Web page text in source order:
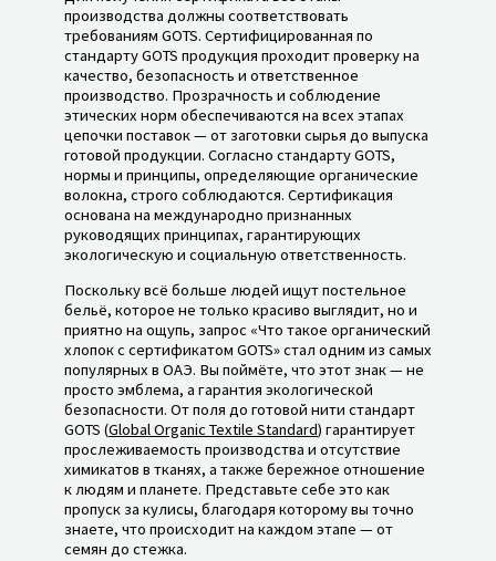
производства должны соответствовать
требованиям GOTS. Сертифицированная по
стандарту GOTS продукция проходит проверку на
качество, безопасность и ответственное
производство. Прозрачность и соблюдение
этических норм обеспечиваются на всех этапах
цепочки поставок — от заготовки сырья до выпуска
готовой продукции. Согласно стандарту GOTS,
нормы и принципы, определяющие органические
волокна, строго соблюдаются. Сертификация
основана на международно признанных
руководящих принципах, гарантирующих
экологическую и социальную ответственность.
Поскольку всё больше людей ищут постельное
бельё, которое не только красиво выглядит, но и
приятно на ощупь, запрос «Что такое органический
хлопок с сертификатом GOTS» стал одним из самых
популярных в ОАЭ. Вы поймёте, что этот знак — не
просто эмблема, а гарантия экологической
безопасности. От поля до готовой нити стандарт
GOTS (Global Organic Textile Standard) гарантирует
прослеживаемость производства и отсутствие
химикатов в тканях, а также бережное отношение
к людям и планете. Представьте себе это как
пропуск за кулисы, благодаря которому вы точно
знаете, что происходит на каждом этапе — от
семян до стежка.